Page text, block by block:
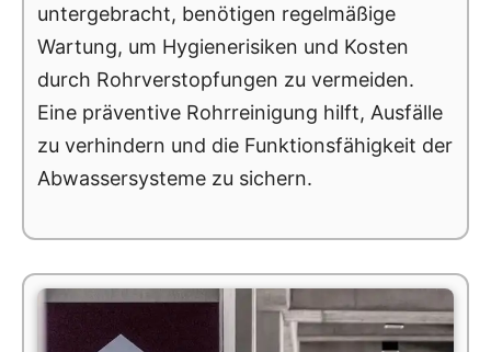
untergebracht, benötigen regelmäßige
Wartung, um Hygienerisiken und Kosten
durch Rohrverstopfungen zu vermeiden.
Eine präventive Rohrreinigung hilft, Ausfälle
zu verhindern und die Funktionsfähigkeit der
Abwassersysteme zu sichern.